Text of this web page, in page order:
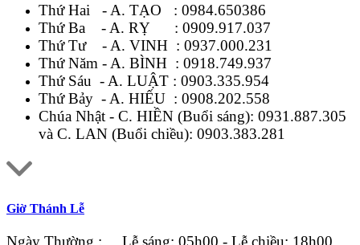
Thứ Hai - A. TẠO : 0984.650386
Thứ Ba - A. RỴ : 0909.917.037
Thứ Tư - A. VINH : 0937.000.231
Thứ Năm - A. BÌNH : 0918.749.937
Thứ Sáu - A. LUẬT : 0903.335.954
Thứ Bảy - A. HIẾU : 0908.202.558
Chúa Nhật - C. HIỀN (Buổi sáng): 0931.887.305
và C. LAN (Buổi chiều): 0903.383.281
Giờ Thánh Lễ
Ngày Thường : Lễ sáng: 05h00 - Lễ chiều: 18h00